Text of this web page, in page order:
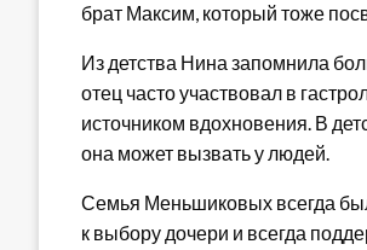
брат Максим, который тоже
Из детства Нина запомнила
отец часто участвовал в
источником вдохновения. В
она может вызвать у людей.
Семья Меньшиковых всегда
к выбору дочери и всегда